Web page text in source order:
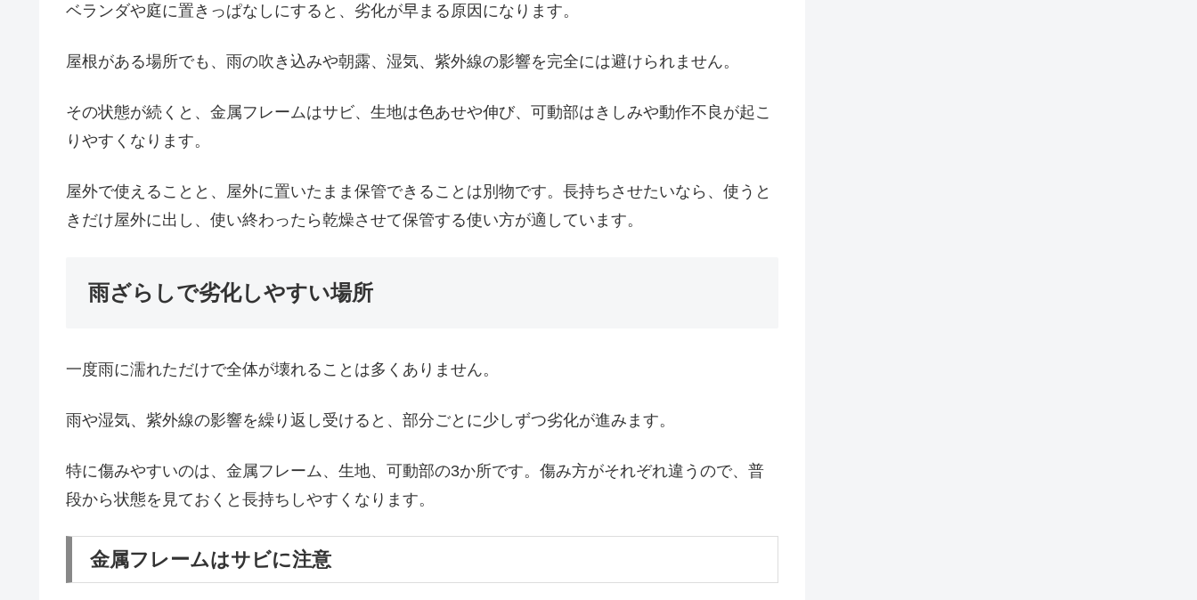
ベランダや庭に置きっぱなしにすると、劣化が早まる原因になります。
屋根がある場所でも、雨の吹き込みや朝露、湿気、紫外線の影響を完全には避けられません。
その状態が続くと、金属フレームはサビ、生地は色あせや伸び、可動部はきしみや動作不良が起こ
りやすくなります。
屋外で使えることと、屋外に置いたまま保管できることは別物です。長持ちさせたいなら、使うと
きだけ屋外に出し、使い終わったら乾燥させて保管する使い方が適しています。
雨ざらしで劣化しやすい場所
一度雨に濡れただけで全体が壊れることは多くありません。
雨や湿気、紫外線の影響を繰り返し受けると、部分ごとに少しずつ劣化が進みます。
特に傷みやすいのは、金属フレーム、生地、可動部の3か所です。傷み方がそれぞれ違うので、普
段から状態を見ておくと長持ちしやすくなります。
金属フレームはサビに注意